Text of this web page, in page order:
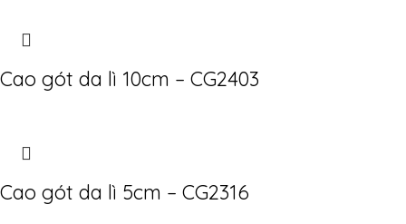
Cao gót da lì 10cm – CG2403
Cao gót da lì 5cm – CG2316